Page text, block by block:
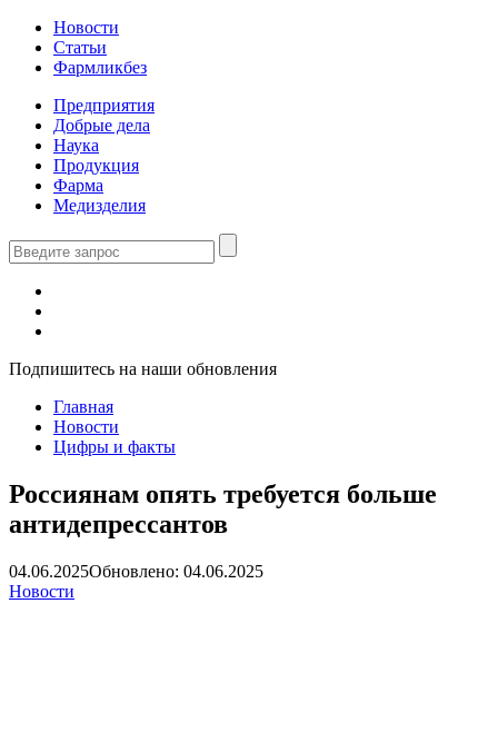
Новости
Статьи
Фармликбез
Предприятия
Добрые дела
Наука
Продукция
Фарма
Медизделия
Подпишитесь на наши обновления
Главная
Новости
Цифры и факты
Россиянам опять требуется больше
антидепрессантов
04.06.2025Обновлено: 04.06.2025
Новости